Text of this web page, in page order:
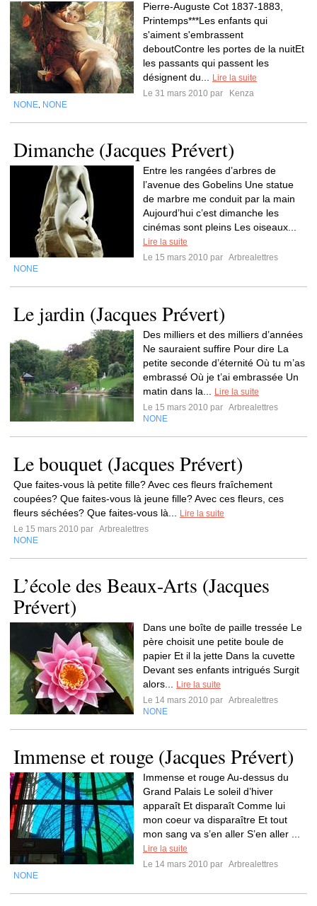
Pierre-Auguste Cot 1837-1883,
Printemps***Les enfants qui
s'aiment s'embrassent
deboutContre les portes de la nuitEt
les passants qui passent les
désignent du...
Lire la suite
Le 31 mars 2010 par
Kenza
NONE NONE
Dimanche (Jacques Prévert)
Entre les rangées d’arbres de
l’avenue des Gobelins Une statue
de marbre me conduit par la main
Aujourd’hui c’est dimanche les
cinémas sont pleins Les oiseaux...
Lire la suite
Le 15 mars 2010 par Arbrealettres
NONE
Le jardin (Jacques Prévert)
Des milliers et des milliers d’années
Ne sauraient suffire Pour dire La
petite seconde d’éternité Où tu m’as
embrassé Où je t’ai embrassée Un
matin dans la...
Lire la suite
Le 15 mars 2010 par Arbrealettres
NONE
Le bouquet (Jacques Prévert)
Que faites-vous là petite fille? Avec ces fleurs fraîchement
coupées? Que faites-vous là jeune fille? Avec ces fleurs, ces
fleurs séchées? Que faites-vous là...
Lire la suite
Le 15 mars 2010 par Arbrealettres
NONE
L’école des Beaux-Arts (Jacques
Prévert)
Dans une boîte de paille tressée Le
père choisit une petite boule de
papier Et il la jette Dans la cuvette
Devant ses enfants intrigués Surgit
alors...
Lire la suite
Le 14 mars 2010 par Arbrealettres
NONE
Immense et rouge (Jacques Prévert)
Immense et rouge Au-dessus du
Grand Palais Le soleil d’hiver
apparaît Et disparaît Comme lui
mon coeur va disparaître Et tout
mon sang va s’en aller S’en aller ...
Lire la suite
Le 14 mars 2010 par Arbrealettres
NONE